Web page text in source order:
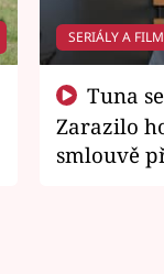
SERIÁLY A
Zarazilo
smlouvě